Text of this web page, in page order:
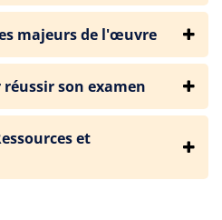
majeurs de l'œuvre
son examen
et